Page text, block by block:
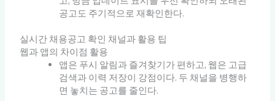
공고도 주기적으로 재확인한다.
실시간 채용공고 확인 채널과 활용 팁
웹과 앱의 차이점 활용
앱은 푸시 알림과 즐겨찾기가 편하고, 웹은 고급
검색과 이력 저장이 강점이다. 두 채널을 병행하
면 놓치는 공고를 줄인다.